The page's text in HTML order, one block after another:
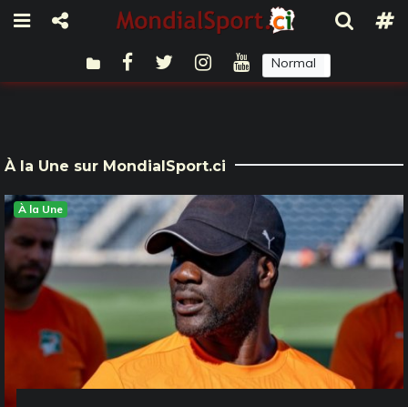
Normal
À la Une sur MondialSport.ci
À la Une